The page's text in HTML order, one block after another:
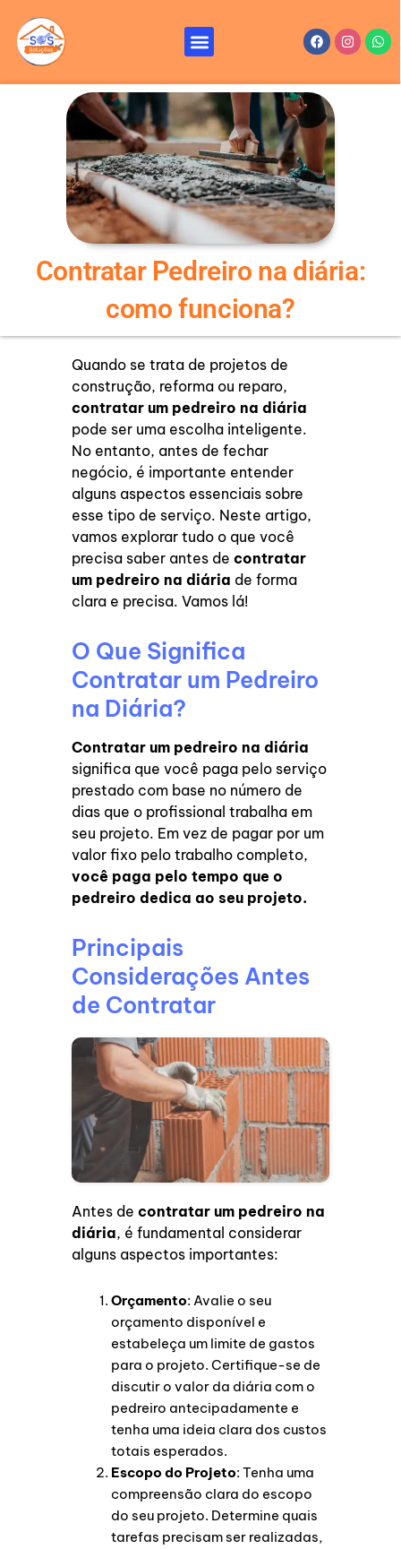
para
Menu Facebook
Contratar Pedreiro na diária:
como funciona?
Quando se trata de projetos de
construção, reforma ou reparo,
contratar um pedreiro na diária
pode ser uma escolha inteligente.
No entanto, antes de fechar
negócio, é importante entender
alguns aspectos essenciais sobre
esse tipo de serviço. Neste artigo,
vamos explorar tudo o que você
precisa saber antes de contratar
um pedreiro na diária de forma
clara e precisa. Vamos lá!
O Que Significa
Contratar um Pedreiro
na Diária?
Contratar um pedreiro na diária
significa que você paga pelo serviço
prestado com base no número de
dias que o profissional trabalha em
seu projeto. Em vez de pagar por um
valor fixo pelo trabalho completo,
você paga pelo tempo que o
pedreiro dedica ao seu projeto.
Principais
Considerações Antes
de Contratar
Antes decontratar um pedreiro na
diária, é fundamental considerar
alguns aspectos importantes:
Orçamento: Avalie o seu
orçamento disponível e
estabeleça um limite de gastos
para o projeto. Certifique-se de
discutir o valor da diária com o
pedreiro antecipadamente e
tenha uma ideia clara dos custos
totais esperados.
Escopo do Projeto: Tenha uma
compreensão clara do escopo
do seu projeto. Determine quais
tarefas precisam ser realizadas,